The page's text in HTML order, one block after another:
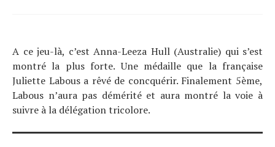
A ce jeu-là, c’est Anna-Leeza Hull (Australie) qui s’est
montré la plus forte. Une médaille que la française
Juliette Labous a rêvé de concquérir. Finalement 5ème,
Labous n’aura pas démérité et aura montré la voie à
suivre à la délégation tricolore.